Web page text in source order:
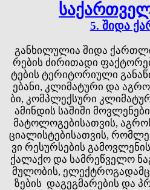
5. შიდა
გან­ხი­ლუ­ლია ში­და
რე­ბის ძი­რი­თა­დი
ტე­ბის ტე­რი­ტო­რი­უ­ლი
ებ­ა­ნი, კლი­მა­ტუ­რი და
ბი, კომ­პლექ­სუ­რი
ამ­ინ­დის სა­ში­ში მოვ­ლე­ნე­ბი
მა­ტო­ლო­გე­ბი­სათ­ვის,
ცი­ალ­ის­ტე­ბი­სათ­ვის,
ვი რე­სურ­სე­ბის
ქა­ლა­ქო და სამ­რეწ­ვე­ლო
მუ­ლო­ბის,
ზე­ბის და­გეგ­მა­რე­ბის და